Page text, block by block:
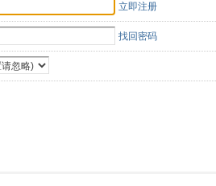
立即注册
找回密码